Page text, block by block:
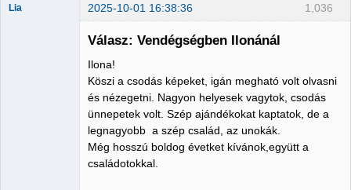
1,036
Lia 2025-10-01 16:38:36
Válasz: Vendégségben Ilonánál
Ilona!
Köszi a csodás képeket, igán megható volt olvasni
és nézegetni. Nagyon helyesek vagytok, csodás
ünnepetek volt. Szép ajándékokat kaptatok, de a
legnagyobb a szép család, az unokák.
Még hosszú boldog évetket kívánok,együtt a
családotokkal.